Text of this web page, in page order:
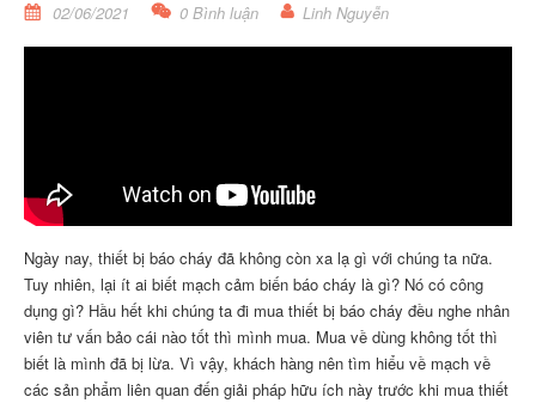
02/06/2021 0 Bình luận Linh Nguyễn
Ngày nay, thiết bị báo cháy đã không còn xa lạ gì với chúng ta nữa.
Tuy nhiên, lại ít ai biết mạch cảm biến báo cháy là gì? Nó có công
dụng gì? Hầu hết khi chúng ta đi mua thiết bị báo cháy đều nghe nhân
viên tư vấn bảo cái nào tốt thì mình mua. Mua về dùng không tốt thì
biết là mình đã bị lừa. Vì vậy, khách hàng nên tìm hiểu về mạch về
các sản phẩm liên quan đến giải pháp hữu ích này trước khi mua thiết